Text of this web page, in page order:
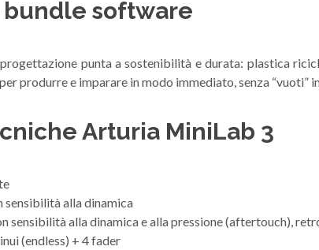
bundle software
punta a sostenibilità e durata: plastica
produrre e imparare in modo immediato, senza “vuoti”
Arturia MiniLab 3
alla dinamica
sensibilità alla dinamica e alla pressione (aftertouch),
(endless) + 4 fader